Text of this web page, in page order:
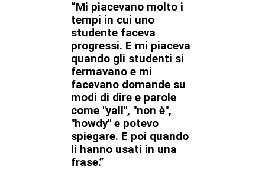
“Mi piacevano molto i
tempi in cui uno
studente faceva
progressi. E mi piaceva
quando gli studenti si
fermavano e mi
facevano domande su
modi di dire e parole
come "yall", "non è",
"howdy" e potevo
spiegare. E poi quando
li hanno usati in una
frase.”